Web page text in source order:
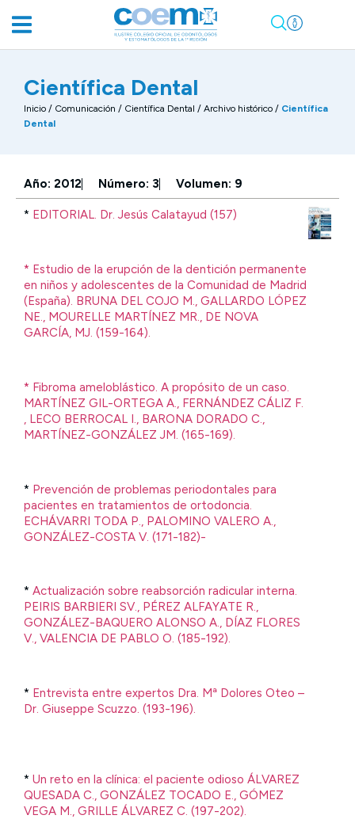
Científica Dental
Inicio / Comunicación / Científica Dental / Archivo histórico / Científica
Dental
Año: 2012 Número: 3 Volumen: 9
* EDITORIAL. Dr. Jesús Calatayud (157)
* Estudio de la erupción de la dentición permanente
en niños y adolescentes de la Comunidad de Madrid
(España). BRUNA DEL COJO M., GALLARDO LÓPEZ
NE., MOURELLE MARTÍNEZ MR., DE NOVA
GARCÍA, MJ. (159-164).
* Fibroma ameloblástico. A propósito de un caso.
MARTÍNEZ GIL-ORTEGA A., FERNÁNDEZ CÁLIZ F.
, LECO BERROCAL I., BARONA DORADO C.,
MARTÍNEZ-GONZÁLEZ JM. (165-169).
* Prevención de problemas periodontales para
pacientes en tratamientos de ortodoncia.
ECHÁVARRI TODA P., PALOMINO VALERO A.,
GONZÁLEZ-COSTA V. (171-182)-
* Actualización sobre reabsorción radicular interna.
PEIRIS BARBIERI SV., PÉREZ ALFAYATE R.,
GONZÁLEZ-BAQUERO ALONSO A., DÍAZ FLORES
V., VALENCIA DE PABLO O. (185-192).
* Entrevista entre expertos Dra. Mª Dolores Oteo –
Dr. Giuseppe Scuzzo. (193-196).
* Un reto en la clínica: el paciente odioso ÁLVAREZ
QUESADA C., GONZÁLEZ TOCADO E., GÓMEZ
VEGA M., GRILLE ÁLVAREZ C. (197-202).